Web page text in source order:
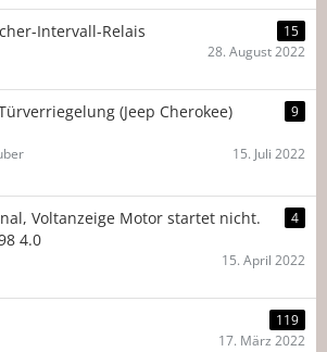
Intervall-Relais
15
28. August 2022
(Jeep Cherokee)
9
15. Juli 2022
Voltanzeige Motor startet nicht.
4.0
4
15. April 2022
119
17. März 2022